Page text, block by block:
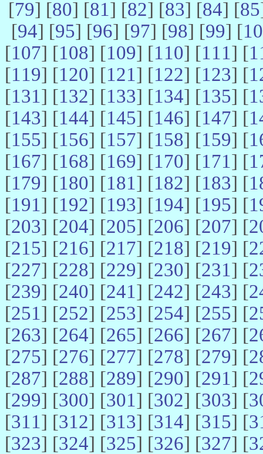
[79] [80] [81] [82] [83] [84] [85
[94] [95] [96] [97] [98] [99] [
[107] [108] [109] [110] [111] [
[119] [120] [121] [122] [123] [
[131] [132] [133] [134] [135] [
[143] [144] [145] [146] [147] [
[155] [156] [157] [158] [159] [
[167] [168] [169] [170] [171] [
[179] [180] [181] [182] [183] [
[191] [192] [193] [194] [195] [
[203] [204] [205] [206] [207] [
[215] [216] [217] [218] [219] [
[227] [228] [229] [230] [231] [
[239] [240] [241] [242] [243] [
[251] [252] [253] [254] [255] [
[263] [264] [265] [266] [267] [
[275] [276] [277] [278] [279] [
[287] [288] [289] [290] [291] [
[299] [300] [301] [302] [303] [
[311] [312] [313] [314] [315] [
[323] [324] [325] [326] [327] [